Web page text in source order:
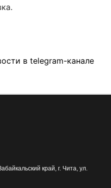
в telegram-канале
край, г. Чита ул.